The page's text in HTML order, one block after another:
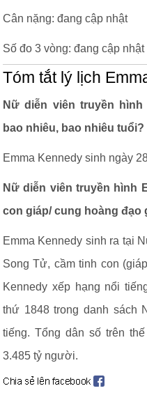
Cân nặng: đang cập nhật
Số đo 3 vòng: đang cập nhật
Tóm tắt lý lịch
Nữ diễn viên truyền
bao nhiêu, bao nhiêu tuổi?
Emma Kennedy sinh ngày
Nữ diễn viên truyền hình
con giáp/ cung hoàng đạo
Emma Kennedy sinh ra tại
Song Tử, cầm tinh con
Kennedy xếp hạng nổi
thứ 1848 trong danh sách
tiếng. Tổng dân số trên
3.485 tỷ người.